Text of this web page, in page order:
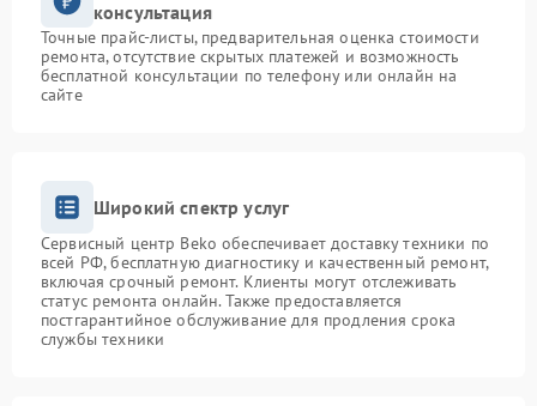
консультация
Точные прайс-листы, предварительная оценка стоимости
ремонта, отсутствие скрытых платежей и возможность
бесплатной консультации по телефону или онлайн на
сайте
Широкий спектр услуг
Сервисный центр Beko обеспечивает доставку техники по
всей РФ, бесплатную диагностику и качественный ремонт,
включая срочный ремонт. Клиенты могут отслеживать
статус ремонта онлайн. Также предоставляется
постгарантийное обслуживание для продления срока
службы техники